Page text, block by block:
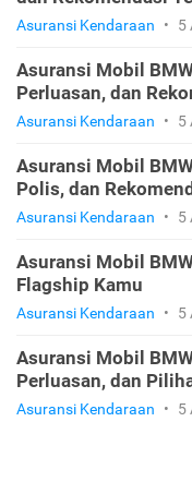
Asuransi Kendaraan • 5
Asuransi Mobil
Perluasan, dan
Asuransi Kendaraan • 5
Asuransi Mobil
Polis, dan
Asuransi Kendaraan • 5
Asuransi Mobil
Flagship Kamu
Asuransi Kendaraan • 5
Asuransi Mobil
Perluasan, dan
Asuransi Kendaraan • 5